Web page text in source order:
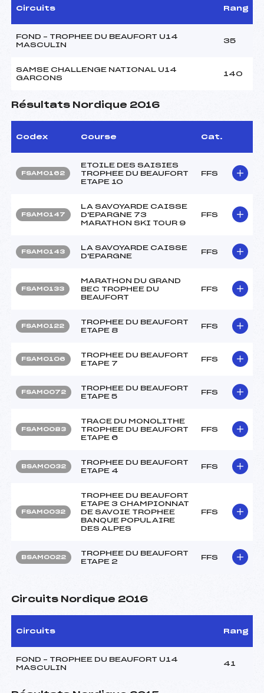
Circuits Rang
FOND – TROPHEE DU BEAUFORT U14
MASCULIN
35
SAMSE CHALLENGE NATIONAL U14
GARCONS
140
Résultats Nordique 2016
Codex Course Cat.
FSAM0162
ETOILE DES SAISIES
TROPHEE DU BEAUFORT
ETAPE 10
FFS
FSAM0147
LA SAVOYARDE CAISSE
D'EPARGNE 73
MARATHON SKI TOUR 9
FFS
FSAM0143
LA SAVOYARDE CAISSE
D'EPARGNE
FFS
FSAM0133
MARATHON DU GRAND
BEC TROPHEE DU
BEAUFORT
FFS
FSAM0122
TROPHEE DU BEAUFORT
ETAPE 8
FFS
FSAM0106
TROPHEE DU BEAUFORT
ETAPE 7
FFS
FSAM0072
TROPHEE DU BEAUFORT
ETAPE 5
FFS
FSAM0083
TRACE DU MONOLITHE
TROPHEE DU BEAUFORT
ETAPE 6
FFS
BSAM0032
TROPHEE DU BEAUFORT
ETAPE 4
FFS
FSAM0032
TROPHEE DU BEAUFORT
ETAPE 3 CHAMPIONNAT
DE SAVOIE TROPHEE
BANQUE POPULAIRE
DES ALPES
FFS
BSAM0022
TROPHEE DU BEAUFORT
ETAPE 2
FFS
Circuits Nordique 2016
Circuits Rang
FOND – TROPHEE DU BEAUFORT U14
MASCULIN
41